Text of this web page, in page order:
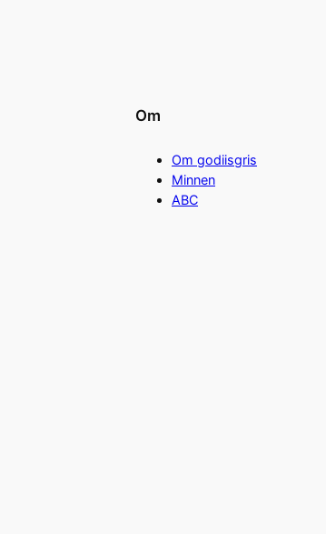
Om
Om godiisgris
Minnen
ABC